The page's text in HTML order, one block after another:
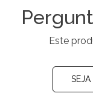
Este
SEJA